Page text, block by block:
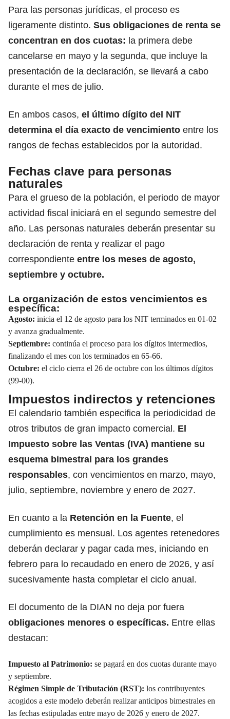
Para las personas jurídicas, el proceso es
ligeramente distinto. Sus obligaciones de renta se
concentran en dos cuotas: la primera debe
cancelarse en mayo y la segunda, que incluye la
presentación de la declaración, se llevará a cabo
durante el mes de julio.
En ambos casos, el último dígito del NIT
determina el día exacto de vencimiento entre los
rangos de fechas establecidos por la autoridad.
Fechas clave para personas
naturales
Para el grueso de la población, el periodo de mayor
actividad fiscal iniciará en el segundo semestre del
año. Las personas naturales deberán presentar su
declaración de renta y realizar el pago
correspondiente entre los meses de agosto,
septiembre y octubre.
La organización de estos vencimientos es
específica:
Agosto: inicia el 12 de agosto para los NIT terminados en 01-02
y avanza gradualmente.
Septiembre: continúa el proceso para los dígitos intermedios,
finalizando el mes con los terminados en 65-66.
Octubre: el ciclo cierra el 26 de octubre con los últimos dígitos
(99-00).
Impuestos indirectos y retenciones
El calendario también especifica la periodicidad de
otros tributos de gran impacto comercial. El
Impuesto sobre las Ventas (IVA) mantiene su
esquema bimestral para los grandes
responsables, con vencimientos en marzo, mayo,
julio, septiembre, noviembre y enero de 2027.
En cuanto a la Retención en la Fuente, el
cumplimiento es mensual. Los agentes retenedores
deberán declarar y pagar cada mes, iniciando en
febrero para lo recaudado en enero de 2026, y así
sucesivamente hasta completar el ciclo anual.
El documento de la DIAN no deja por fuera
obligaciones menores o específicas. Entre ellas
destacan:
Impuesto al Patrimonio: se pagará en dos cuotas durante mayo
y septiembre.
Régimen Simple de Tributación (RST): los contribuyentes
acogidos a este modelo deberán realizar anticipos bimestrales en
las fechas estipuladas entre mayo de 2026 y enero de 2027.